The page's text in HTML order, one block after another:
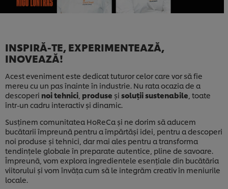
INSPIRĂ-TE, EXPERIMENTEAZĂ,
INOVEAZĂ!
Acest eveniment este dedicat tuturor celor care vor să fie
mereu cu un pas înainte în industrie. Nu rata ocazia de a
descoperi noi tehnici produse și soluții sustenabile , toate
într-un cadru interactiv și dinamic.
Susținem comunitatea HoReCa și ne dorim să aducem
bucătarii împreună pentru a împărtăși idei, pentru a descoperi
noi produse și tehnici, dar mai ales pentru a transforma
tendințele globale în preparate autentice, pline de savoare.
Împreună, vom explora ingredientele esențiale din bucătăria
viitorului și vom învăța cum să le integrăm creativ în meniurile
locale.